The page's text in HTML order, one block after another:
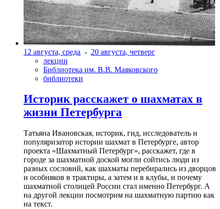
12 августа, среда - 20 августа, четверг
лекции
Библиотека им. В.В. Маяковского
библиотеки
Историк расскажет о шахматах в
жизни Петербурга
Татьяна Ивановская, историк, гид, исследователь и
популяризатор истории шахмат в Петербурге, автор
проекта «Шахматный Петербург», расскажет, где в
городе за шахматной доской могли сойтись люди из
разных сословий, как шахматы перебирались из дворцов
и особняков в трактиры, а затем и в клубы, и почему
шахматной столицей России стал именно Петербург. А
на другой лекции посмотрим на шахматную партию как
на текст.